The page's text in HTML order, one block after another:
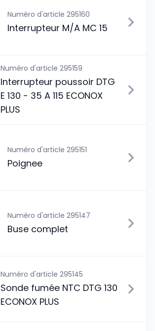
Numéro d'article 295160
Interrupteur M/A MC 15
Numéro d'article 295159
Interrupteur poussoir DTG
E 130 - 35 A 115 ECONOX
PLUS
Numéro d'article 295151
Poignee
Numéro d'article 295147
Buse complet
Numéro d'article 295145
Sonde fumée NTC DTG 130
ECONOX PLUS